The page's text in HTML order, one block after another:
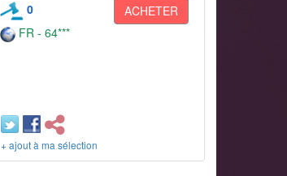
0
ACHETER
FR - 64***
+ ajout à ma sélection